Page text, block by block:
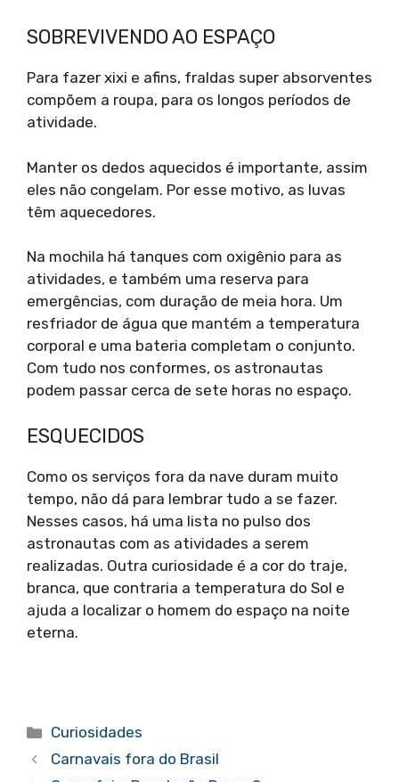
SOBREVIVENDO AO ESPAÇO
Para fazer xixi e afins, fraldas super absorventes
compõem a roupa, para os longos períodos de
atividade.
Manter os dedos aquecidos é importante, assim
eles não congelam. Por esse motivo, as luvas
têm aquecedores.
Na mochila há tanques com oxigênio para as
atividades, e também uma reserva para
emergências, com duração de meia hora. Um
resfriador de água que mantém a temperatura
corporal e uma bateria completam o conjunto.
Com tudo nos conformes, os astronautas
podem passar cerca de sete horas no espaço.
ESQUECIDOS
Como os serviços fora da nave duram muito
tempo, não dá para lembrar tudo a se fazer.
Nesses casos, há uma lista no pulso dos
astronautas com as atividades a serem
realizadas. Outra curiosidade é a cor do traje,
branca, que contraria a temperatura do Sol e
ajuda a localizar o homem do espaço na noite
eterna.
Categorias
Curiosidades
Carnavais fora do Brasil